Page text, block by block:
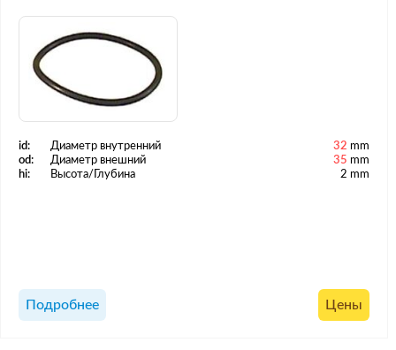
id: Диаметр внутренний 32 mm
od:
Диаметр внешний 35 mm
hi:
Высота/Глубина 2 mm
Подробнее Цены